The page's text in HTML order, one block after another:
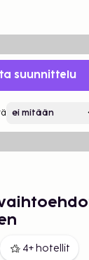
suunnittelu
4+ hotellit